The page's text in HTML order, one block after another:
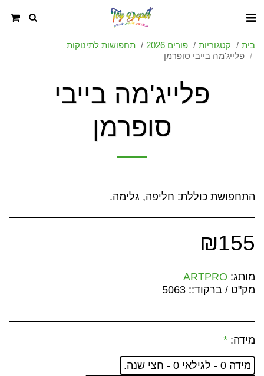
בית קטגוריות פורים 2026
תחפושות לתינוקות
פלייג'מה בייבי סופרמן
פלייג'מה בייבי
סופרמן
התחפושת כוללת: חליפה, גלימה.
₪155
מותג: ARTPRO
מק"ט / ברקוד:: 5063
מידה: *
מידה 0 - לגילאי 0 - חצי שנה.